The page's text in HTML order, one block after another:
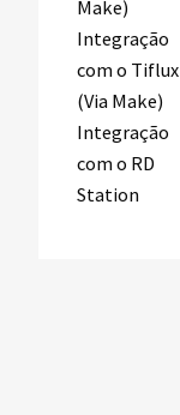
Make)
Integração
com o Tiflux
(Via Make)
Integração
com o RD
Station